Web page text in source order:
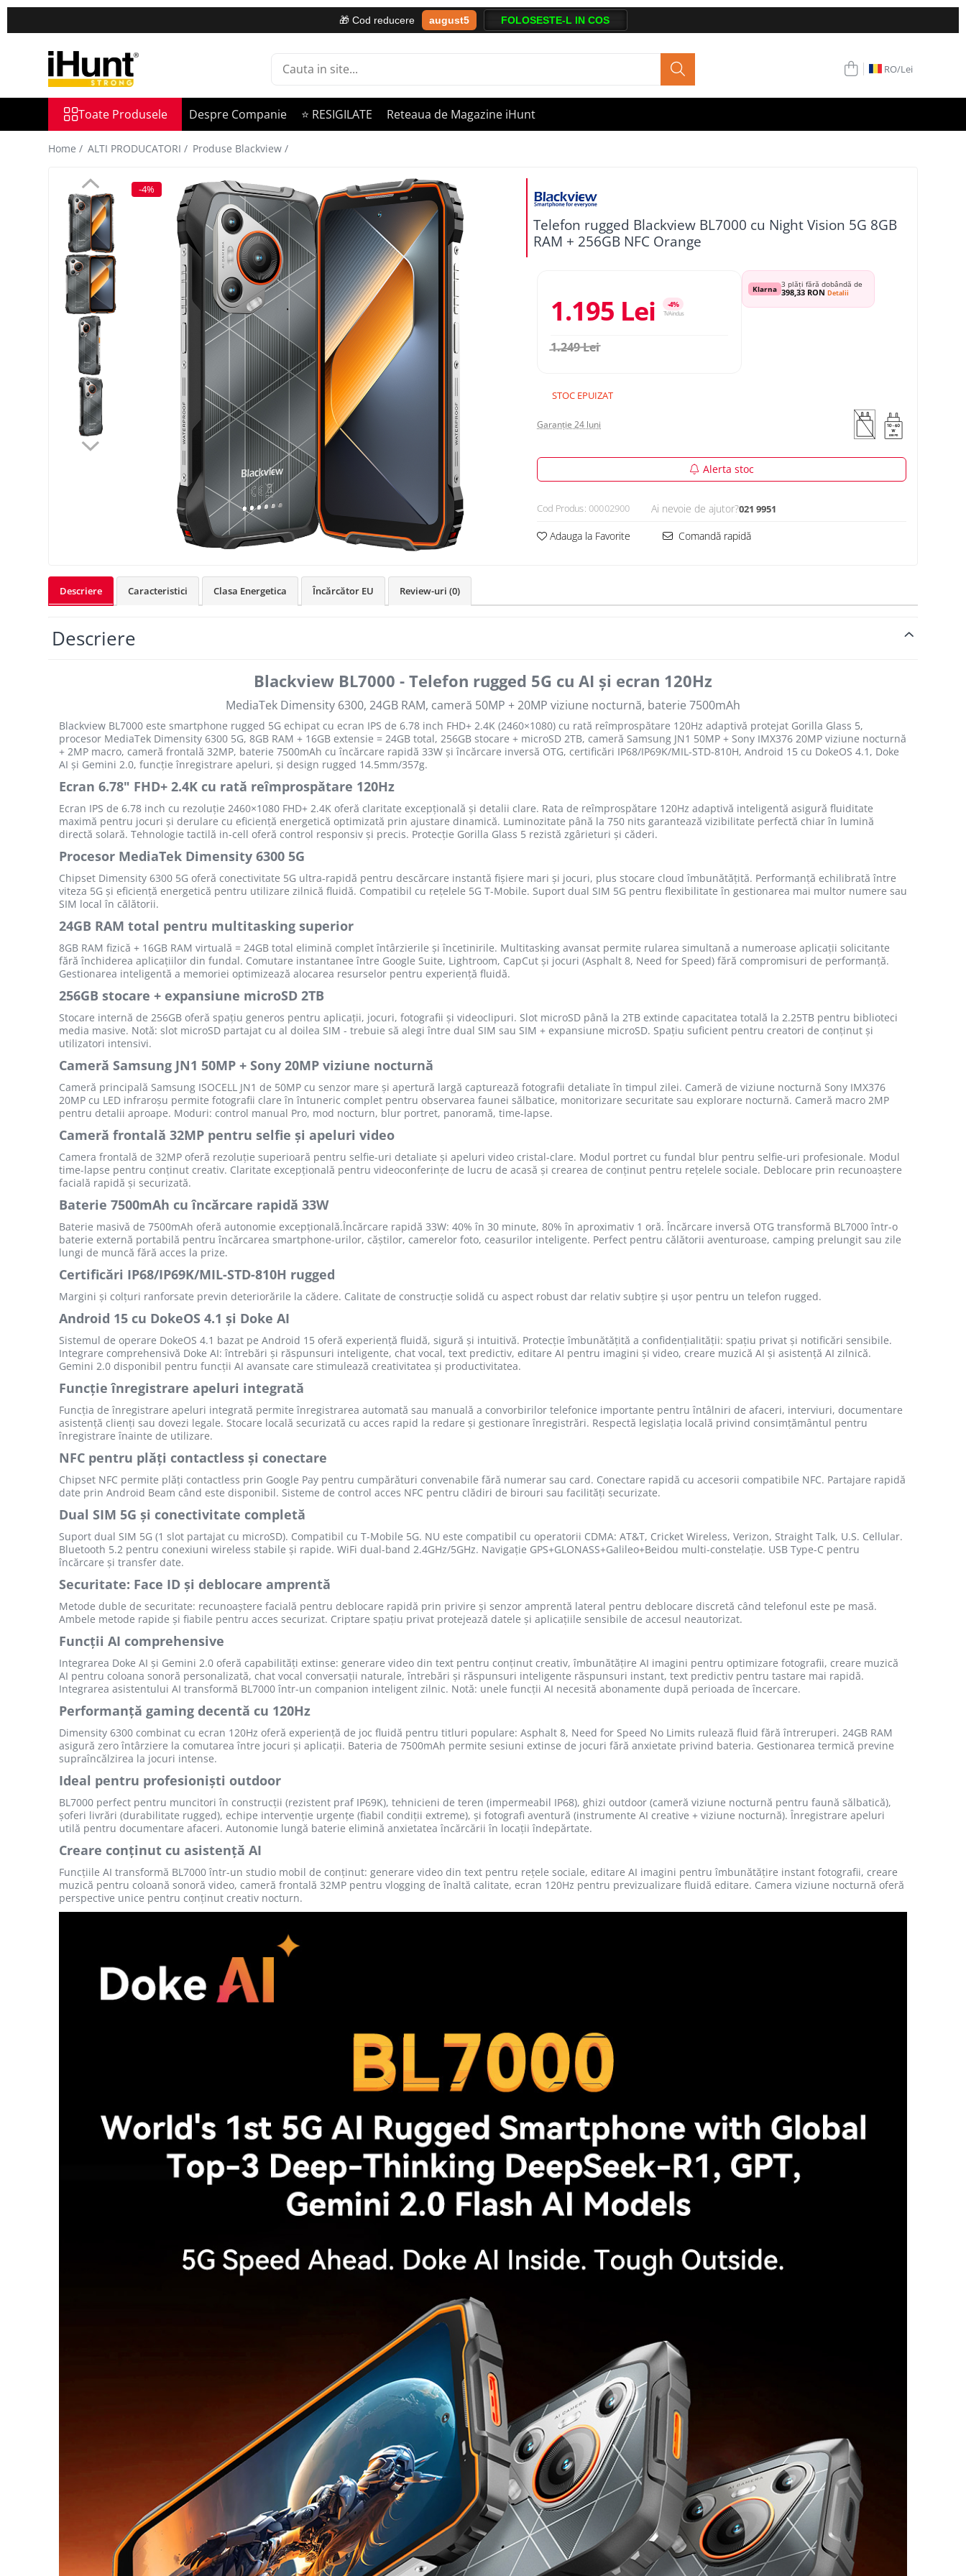
TELEFOANE & TABLETE IHUNT
Telefoane iHunt
Smartphone
Telefoane Butoane
Accesorii telefoane
Huse protectie
Smartwatch
Accesorii smartwatch
ELECTROCASNICE
Aparate de Gătit
Oală sub Presiune
Deshidratoare
Mașini de Spălat Rufe
Roboți Curătenie
Roboți Geamuri
Uscătoare Haine
Lăzi Frigorifice
Uscătoare de Păr
Plăci de Îndreptat Părul
CASA, GRADINA SI BRICOLAJ
Sigurante inteligente
Camere de supraveghere
Climatizare
Purificatoare
Power Station
Seturi de duș
Utilaje gradina
Hrănitoare Inteligente
Accesorii Litiere
ALTI PRODUCATORI
Produse Ulefone
Telefoane Mobile Ulefone
Tablete Ulefone
Casti Audio Ulefone
Huse protectie Ulefone
Produse Doogee
Telefoane Mobile Doogee
Tablete Doogee
Produse Hotwav
Telefoane Mobile Hotwav
Produse Unihertz
Telefoane Mobile Unihertz
Produse Blackview
Telefoane Mobile Blackview
Tablete Blackview
Casti Audio Blackview
Produse Fossibot
Telefoane Mobile Fossibot
Tablete Fossibot
Produse Oukitel
Telefoane Mobile Oukitel
Gift Card EV
STATII DE INCARCARE EV
Stații de Încărcare Rezidențiale /
Stații de Încărcare Comerciale /
Profesionale
🎁 Cod reducere august5
RO/Lei
Toate Produsele Despre Companie ⭐ RESIGILATE Reteaua de Magazine iHunt
Home / ALTI PRODUCATORI / Produse Blackview /
Telefon rugged Blackview BL7000 cu Night Vision 5G 8GB
RAM + 256GB NFC Orange
-4%
1.249 Lei
1.195 Lei -4%
Klarna 3 plăți fără dobândă de
398,33 RON Detalii
STOC EPUIZAT
Garanție 24 luni
Alerta stoc
Cod Produs: 00002900 Ai nevoie de ajutor?021 9951
Adauga la Favorite Comandă rapidă
Descriere Caracteristici Clasa Energetica Încărcător EU Review-uri (0)
Descriere
Blackview BL7000 - Telefon rugged 5G cu AI și ecran 120Hz
MediaTek Dimensity 6300, 24GB RAM, cameră 50MP + 20MP viziune nocturnă, baterie 7500mAh
Blackview BL7000 este smartphone rugged 5G echipat cu ecran IPS de 6.78 inch FHD+ 2.4K (2460×1080) cu rată reîmprospătare 120Hz adaptivă protejat Gorilla Glass 5,
procesor MediaTek Dimensity 6300 5G, 8GB RAM + 16GB extensie = 24GB total, 256GB stocare + microSD 2TB, cameră Samsung JN1 50MP + Sony IMX376 20MP viziune nocturnă
+ 2MP macro, cameră frontală 32MP, baterie 7500mAh cu încărcare rapidă 33W și încărcare inversă OTG, certificări IP68/IP69K/MIL-STD-810H, Android 15 cu DokeOS 4.1, Doke
AI și Gemini 2.0, funcție înregistrare apeluri, și design rugged 14.5mm/357g.
Ecran 6.78" FHD+ 2.4K cu rată reîmprospătare 120Hz
Ecran IPS de 6.78 inch cu rezoluție 2460×1080 FHD+ 2.4K oferă claritate excepțională și detalii clare. Rata de reîmprospătare 120Hz adaptivă inteligentă asigură fluiditate
maximă pentru jocuri și derulare cu eficiență energetică optimizată prin ajustare dinamică. Luminozitate până la 750 nits garantează vizibilitate perfectă chiar în lumină
directă solară. Tehnologie tactilă in-cell oferă control responsiv și precis. Protecție Gorilla Glass 5 rezistă zgârieturi și căderi.
Procesor MediaTek Dimensity 6300 5G
Chipset Dimensity 6300 5G oferă conectivitate 5G ultra-rapidă pentru descărcare instantă fișiere mari și jocuri, plus stocare cloud îmbunătățită. Performanță echilibrată între
viteza 5G și eficiență energetică pentru utilizare zilnică fluidă. Compatibil cu rețelele 5G T-Mobile. Suport dual SIM 5G pentru flexibilitate în gestionarea mai multor numere sau
SIM local în călătorii.
24GB RAM total pentru multitasking superior
8GB RAM fizică + 16GB RAM virtuală = 24GB total elimină complet întârzierile și încetinirile. Multitasking avansat permite rularea simultană a numeroase aplicații solicitante
fără închiderea aplicațiilor din fundal. Comutare instantanee între Google Suite, Lightroom, CapCut și jocuri (Asphalt 8, Need for Speed) fără compromisuri de performanță.
Gestionarea inteligentă a memoriei optimizează alocarea resurselor pentru experiență fluidă.
256GB stocare + expansiune microSD 2TB
Stocare internă de 256GB oferă spațiu generos pentru aplicații, jocuri, fotografii și videoclipuri. Slot microSD până la 2TB extinde capacitatea totală la 2.25TB pentru biblioteci
media masive. Notă: slot microSD partajat cu al doilea SIM - trebuie să alegi între dual SIM sau SIM + expansiune microSD. Spațiu suficient pentru creatori de conținut și
utilizatori intensivi.
Cameră Samsung JN1 50MP + Sony 20MP viziune nocturnă
Cameră principală Samsung ISOCELL JN1 de 50MP cu senzor mare și apertură largă capturează fotografii detaliate în timpul zilei. Cameră de viziune nocturnă Sony IMX376
20MP cu LED infraroșu permite fotografii clare în întuneric complet pentru observarea faunei sălbatice, monitorizare securitate sau explorare nocturnă. Cameră macro 2MP
pentru detalii aproape. Moduri: control manual Pro, mod nocturn, blur portret, panoramă, time-lapse.
Cameră frontală 32MP pentru selfie și apeluri video
Camera frontală de 32MP oferă rezoluție superioară pentru selfie-uri detaliate și apeluri video cristal-clare. Modul portret cu fundal blur pentru selfie-uri profesionale. Modul
time-lapse pentru conținut creativ. Claritate excepțională pentru videoconferințe de lucru de acasă și crearea de conținut pentru rețelele sociale. Deblocare prin recunoaștere
facială rapidă și securizată.
Baterie 7500mAh cu încărcare rapidă 33W
Baterie masivă de 7500mAh oferă autonomie excepțională.Încărcare rapidă 33W: 40% în 30 minute, 80% în aproximativ 1 oră. Încărcare inversă OTG transformă BL7000 într-o
baterie externă portabilă pentru încărcarea smartphone-urilor, căștilor, camerelor foto, ceasurilor inteligente. Perfect pentru călătorii aventuroase, camping prelungit sau zile
lungi de muncă fără acces la prize.
Certificări IP68/IP69K/MIL-STD-810H rugged
Margini și colțuri ranforsate previn deteriorările la cădere. Calitate de construcție solidă cu aspect robust dar relativ subțire și ușor pentru un telefon rugged.
Android 15 cu DokeOS 4.1 și Doke AI
Sistemul de operare DokeOS 4.1 bazat pe Android 15 oferă experiență fluidă, sigură și intuitivă. Protecție îmbunătățită a confidențialității: spațiu privat și notificări sensibile.
Integrare comprehensivă Doke AI: întrebări și răspunsuri inteligente, chat vocal, text predictiv, editare AI pentru imagini și video, creare muzică AI și asistență AI zilnică.
Gemini 2.0 disponibil pentru funcții AI avansate care stimulează creativitatea și productivitatea.
Funcție înregistrare apeluri integrată
Funcția de înregistrare apeluri integrată permite înregistrarea automată sau manuală a convorbirilor telefonice importante pentru întâlniri de afaceri, interviuri, documentare
asistență clienți sau dovezi legale. Stocare locală securizată cu acces rapid la redare și gestionare înregistrări. Respectă legislația locală privind consimțământul pentru
înregistrare înainte de utilizare.
NFC pentru plăți contactless și conectare
Chipset NFC permite plăți contactless prin Google Pay pentru cumpărături convenabile fără numerar sau card. Conectare rapidă cu accesorii compatibile NFC. Partajare rapidă
date prin Android Beam când este disponibil. Sisteme de control acces NFC pentru clădiri de birouri sau facilități securizate.
Dual SIM 5G și conectivitate completă
Suport dual SIM 5G (1 slot partajat cu microSD). Compatibil cu T-Mobile 5G. NU este compatibil cu operatorii CDMA: AT&T, Cricket Wireless, Verizon, Straight Talk, U.S. Cellular.
Bluetooth 5.2 pentru conexiuni wireless stabile și rapide. WiFi dual-band 2.4GHz/5GHz. Navigație GPS+GLONASS+Galileo+Beidou multi-constelație. USB Type-C pentru
încărcare și transfer date.
Securitate: Face ID și deblocare amprentă
Metode duble de securitate: recunoaștere facială pentru deblocare rapidă prin privire și senzor amprentă lateral pentru deblocare discretă când telefonul este pe masă.
Ambele metode rapide și fiabile pentru acces securizat. Criptare spațiu privat protejează datele și aplicațiile sensibile de accesul neautorizat.
Funcții AI comprehensive
Integrarea Doke AI și Gemini 2.0 oferă capabilități extinse: generare video din text pentru conținut creativ, îmbunătățire AI imagini pentru optimizare fotografii, creare muzică
AI pentru coloana sonoră personalizată, chat vocal conversații naturale, întrebări și răspunsuri inteligente răspunsuri instant, text predictiv pentru tastare mai rapidă.
Integrarea asistentului AI transformă BL7000 într-un companion inteligent zilnic. Notă: unele funcții AI necesită abonamente după perioada de încercare.
Performanță gaming decentă cu 120Hz
Dimensity 6300 combinat cu ecran 120Hz oferă experiență de joc fluidă pentru titluri populare: Asphalt 8, Need for Speed No Limits rulează fluid fără întreruperi. 24GB RAM
asigură zero întârziere la comutarea între jocuri și aplicații. Bateria de 7500mAh permite sesiuni extinse de jocuri fără anxietate privind bateria. Gestionarea termică previne
supraîncălzirea la jocuri intense.
Ideal pentru profesioniști outdoor
BL7000 perfect pentru muncitori în construcții (rezistent praf IP69K), tehnicieni de teren (impermeabil IP68), ghizi outdoor (cameră viziune nocturnă pentru faună sălbatică),
șoferi livrări (durabilitate rugged), echipe intervenție urgențe (fiabil condiții extreme), și fotografi aventură (instrumente AI creative + viziune nocturnă). Înregistrare apeluri
utilă pentru documentare afaceri. Autonomie lungă baterie elimină anxietatea încărcării în locații îndepărtate.
Creare conținut cu asistență AI
Funcțiile AI transformă BL7000 într-un studio mobil de conținut: generare video din text pentru rețele sociale, editare AI imagini pentru îmbunătățire instant fotografii, creare
muzică pentru coloană sonoră video, cameră frontală 32MP pentru vlogging de înaltă calitate, ecran 120Hz pentru previzualizare fluidă editare. Camera viziune nocturnă oferă
perspective unice pentru conținut creativ nocturn.